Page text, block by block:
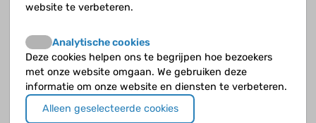
Wat is het verschil tussen laagmoleculairgewicht
heparine (LMWH) en ongefractioneerde heparine?
Wat is profylaxe en wanneer wordt deze gebruikt?
website te verbeteren.
Analytische cookies
Deze cookies helpen ons te begrijpen hoe bezoekers
met onze website omgaan. We gebruiken deze
informatie om onze website en diensten te verbeteren.
Alleen geselecteerde cookies